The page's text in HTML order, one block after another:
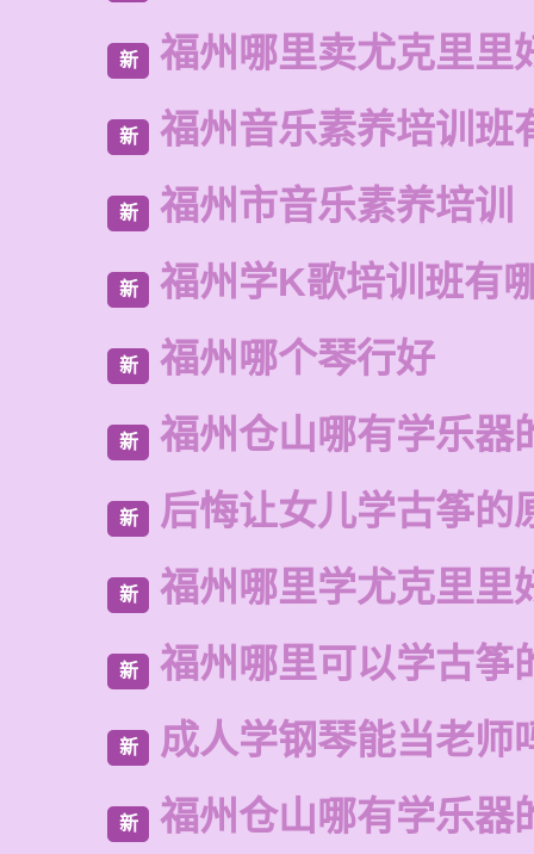
新 福州哪里卖尤克里里
新 福州音乐素养培训班
新 福州市音乐素养培训
新 福州学K歌培训班有
新 福州哪个琴行好
新 福州仓山哪有学乐器
新 后悔让女儿学古筝的
新 福州哪里学尤克里里
新 福州哪里可以学古筝
新 成人学钢琴能当老师
新 福州仓山哪有学乐器